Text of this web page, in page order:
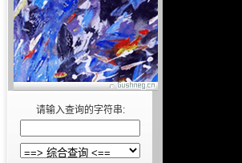
请输入查询的字符串: